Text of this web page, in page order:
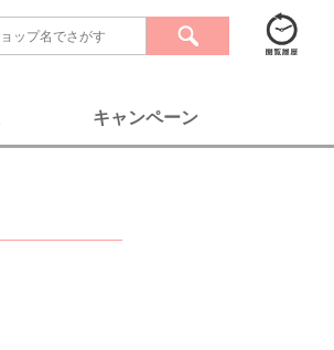
キャンペーン